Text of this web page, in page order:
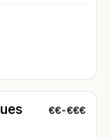
€€-€€€